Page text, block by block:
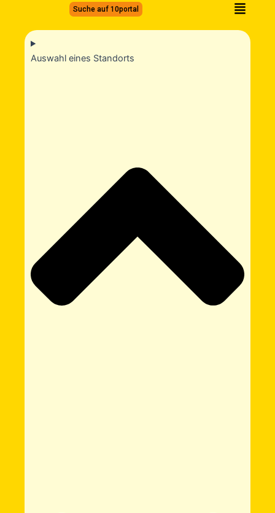
springen
Suche auf 10portal
Auswahl eines Standorts